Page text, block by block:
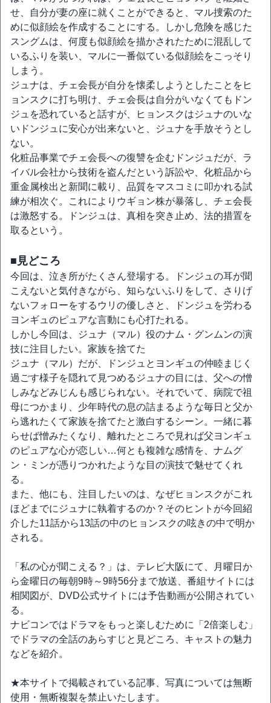
せ、自分が妻の座に就くことができると、マル捜索のた
めに似顔絵を作成することにする。しかし危険を感じた
スングムは、何度も似顔絵を描かされたために混乱して
いるふりを装い、マルに一番似ている似顔絵をこっそり
しまう。
ジュナは、チェ会長が自分を懐柔しようとしたことをヒ
ョンスクに打ち明け、チェ会長は自分がいなくてもドン
ジュを恐れていると話すが、ヒョンスクはジュナのいな
いドンジュに安心が出来ないと、ジュナを手放そうとし
ない。
化粧品事業でチェ会長への復讐を企むドンジュだが、ラ
イバル会社から技術を盗んだという訴訟や、化粧品から
重金属検出と新聞に載り、品質をマスコミに叩かれる試
練が相次ぐ。これによりウギョン株が暴落し、チェ会長
は激怒する。ドンジュは、真相を突き止め、法的措置を
取るという。
■見どころ
今回は、泣き所がたくさん登場する。ドンジュの耳が聞
こえないと気付きながら、知らないふりをして、さりげ
ないフォローをするウリの優しさと、ドンジュを労わる
ヨンギュのピュアな言動にも心打たれる。
しかし今回は、ジュナ（マル）役のナム・グンムンの演
技に注目したい。家族を捨てた
ジュナ（マル）だが、ドンジュとヨンギュの仲睦まじく
過ごす様子を隠れて見つめるジュナの目には、父への憎
しみなどみじんも感じられない。それでいて、病院で祖
母につかまり、少年時代の息の詰まるような毎日と父か
ら逃れたくて家族を捨てたと激白するシーン。一緒に暮
らせば憎みたくなり、離れたところで見れば父ヨンギュ
のピュアな心が恋しい…何とも複雑な感情を、ナムグ
ン・ミンが憑りつかれたような目の演技で魅せてくれ
る。
また、他にも、注目したいのは、なぜヒョンスクがこれ
ほどまでにジュナに執着するのか？そのヒントが今回紹
介した11話から13話の中のヒョンスクの呟きの中で明か
される。
「私の心が聞こえる？」は、テレビ大阪にて、月曜日か
ら金曜日の毎朝9時～9時56分まで放送、番組サイトには
相関図が、DVD公式サイトには予告動画が公開されてい
る。
ナビコンではドラマをもっと楽しむために「2倍楽しむ」
でドラマの全話のあらすじと見どころ、キャストの魅力
などを紹介。
★本サイトで掲載されている記事、写真については無断
使用・無断複製を禁止いたします。